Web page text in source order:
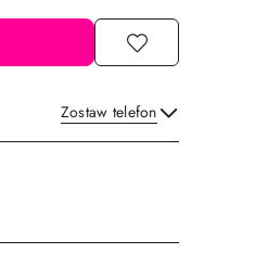
Zostaw telefon
Wyślij